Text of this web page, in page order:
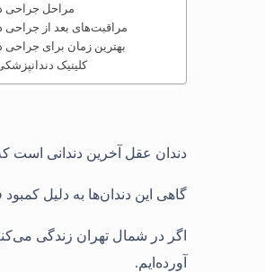
مراحل جراحی
مراقبت‌های بعد از جراحی
بهترین زمان برای جراحی
کلینیک
دندان عقل آخرین دندانی است که در فک
گاهی این دندان‌ها به دلیل
اگر در شمال تهران زندگی
آورده‌ایم.